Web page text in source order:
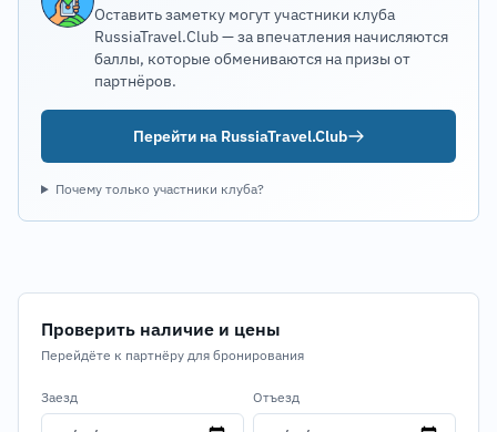
Оставить заметку могут участники клуба
RussiaTravel.Club — за впечатления начисляются
баллы, которые обмениваются на призы от
партнёров.
Перейти на RussiaTravel.Club
Почему только участники клуба?
Проверить наличие и цены
Перейдёте к партнёру для бронирования
Заезд Отъезд